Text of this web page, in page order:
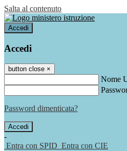
Salta al contenuto
Accedi
Accedi
button close ×
Nome
Password dimenticata?
-
Entra con SPID Entra con CIE